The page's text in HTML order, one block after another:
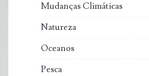
Mudanças Climáticas
Natureza
Oceanos
Pesca